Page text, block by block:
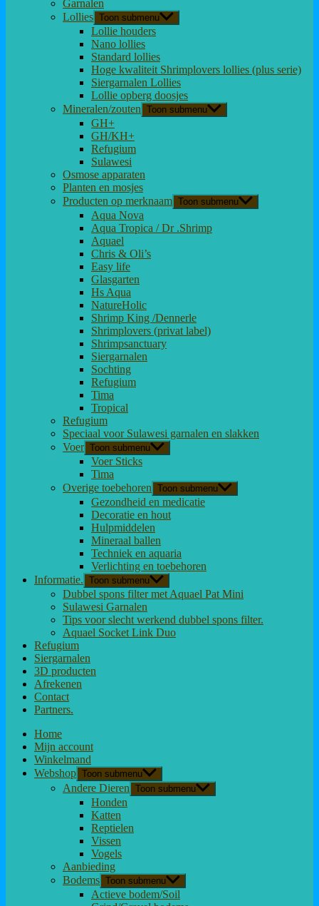
Garnalen
Lollies Toon submenu
Lollie houders
Nano lollies
Standard lollies
Hoge kwaliteit Shrimplovers lollies (plus serie)
Siergarnalen Lollies
Lollie opberg doosjes
Mineralen/zouten Toon submenu
GH+
GH/KH+
Refugium
Sulawesi
Osmose apparaten
Planten en mosjes
Producten op merknaam Toon submenu
Aqua Nova
Aqua Tropica / Dr .Shrimp
Aquael
Chris & Oli’s
Easy life
Glasgarten
Hs Aqua
NatureHolic
Shrimp King /Dennerle
Shrimplovers (privat label)
Shrimpsanctuary
Siergarnalen
Sochting
Refugium
Tima
Tropical
Refugium
Speciaal voor Sulawesi garnalen en slakken
Voer Toon submenu
Voer Sticks
Tima
Overige toebehoren Toon submenu
Gezondheid en medicatie
Decoratie en hout
Hulpmiddelen
Mineraal ballen
Techniek en aquaria
Verlichting en toebehoren
Informatie. Toon submenu
Dubbel spons filter met Aquael Pat Mini
Sulawesi Garnalen
Tips voor slecht werkend dubbel spons filter.
Aquael Socket Link Duo
Refugium
Siergarnalen
3D producten
Afrekenen
Contact
Partners.
Home
Mijn account
Winkelmand
Webshop Toon submenu
Andere Dieren Toon submenu
Honden
Katten
Reptielen
Vissen
Vogels
Aanbieding
Bodems Toon submenu
Actieve bodem/Soil